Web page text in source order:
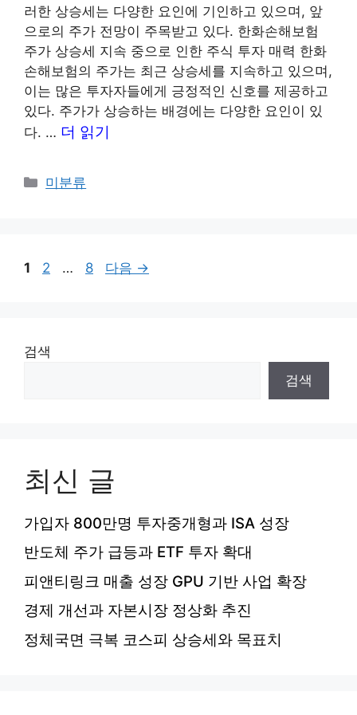
러한 상승세는 다양한 요인에 기인하고 있으며, 앞
으로의 주가 전망이 주목받고 있다. 한화손해보험
주가 상승세 지속 중으로 인한 주식 투자 매력 한화
손해보험의 주가는 최근 상승세를 지속하고 있으며,
이는 많은 투자자들에게 긍정적인 신호를 제공하고
있다. 주가가 상승하는 배경에는 다양한 요인이 있
다. … 더 읽기
카
미분류
페
1
페
2 …
페
8 다음 →
검색
검색
최신 글
가입자 800만명 투자중개형과 ISA 성장
반도체 주가 급등과 ETF 투자 확대
피앤티링크 매출 성장 GPU 기반 사업 확장
경제 개선과 자본시장 정상화 추진
정체국면 극복 코스피 상승세와 목표치